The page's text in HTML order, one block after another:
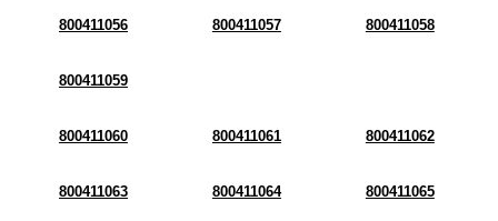
800411056 800411057 800411058
800411059
800411060 800411061 800411062
800411063 800411064 800411065